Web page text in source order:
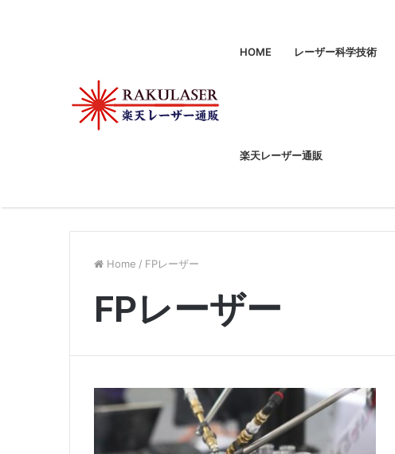
HOME レーザー科学技術
楽天レーザー通販
Home / FPレーザー
FPレーザー